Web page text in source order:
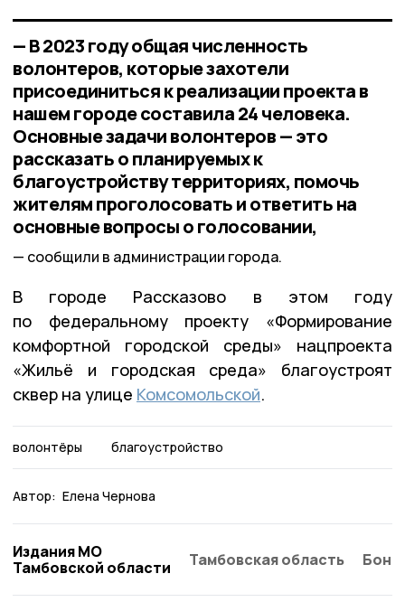
— В 2023 году общая численность
волонтеров, которые захотели
присоединиться к реализации проекта в
нашем городе составила 24 человека.
Основные задачи волонтеров — это
рассказать о планируемых к
благоустройству территориях, помочь
жителям проголосовать и ответить на
основные вопросы о голосовании,
сообщили в администрации города.
В городе Рассказово в этом году
по федеральному проекту «Формирование
комфортной городской среды» нацпроекта
«Жильё и городская среда» благоустроят
сквер на улице Комсомольской.
волонтёры благоустройство
Автор: Елена Чернова
Издания МО
Тамбовской области
Тамбовская область